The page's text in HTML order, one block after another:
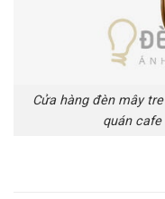
Cửa hàng đèn mây
quán